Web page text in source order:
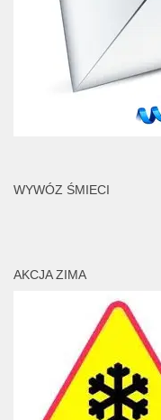
WYWÓZ ŚMIECI
AKCJA ZIMA